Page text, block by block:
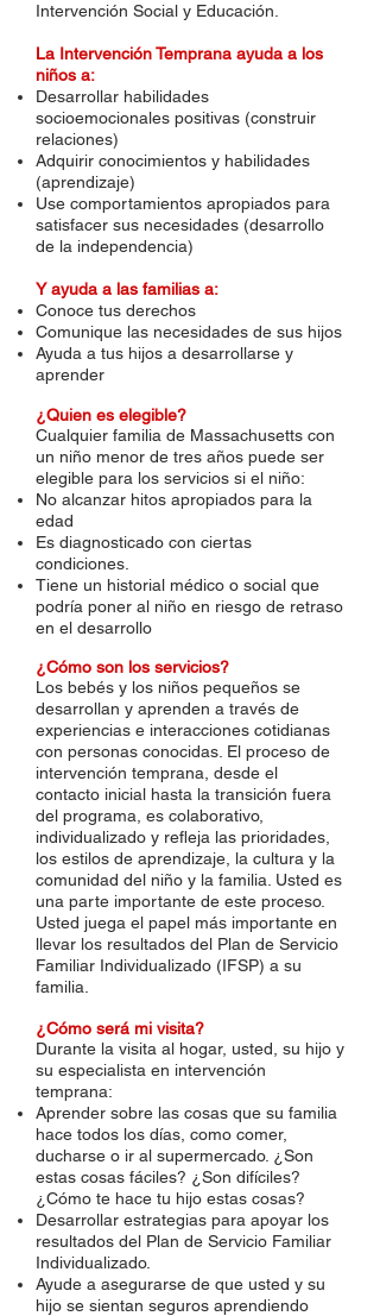
Intervención Social y Educación.
La Intervención Temprana ayuda a los
niños a:
Desarrollar habilidades
socioemocionales positivas (construir
relaciones)
Adquirir conocimientos y habilidades
(aprendizaje)
Use comportamientos apropiados para
satisfacer sus necesidades (desarrollo
de la independencia)
Y ayuda a las familias a:
Conoce tus derechos
Comunique las necesidades de sus hijos
Ayuda a tus hijos a desarrollarse y
aprender
¿Quien es elegible?
Cualquier familia de Massachusetts con
un niño menor de tres años puede ser
elegible para los servicios si el niño:
No alcanzar hitos apropiados para la
edad
Es diagnosticado con ciertas
condiciones.
Tiene un historial médico o social que
podría poner al niño en riesgo de retraso
en el desarrollo
¿Cómo son los servicios?
Los bebés y los niños pequeños se
desarrollan y aprenden a través de
experiencias e interacciones cotidianas
con personas conocidas. El proceso de
intervención temprana, desde el
contacto inicial hasta la transición fuera
del programa, es colaborativo,
individualizado y refleja las prioridades,
los estilos de aprendizaje, la cultura y la
comunidad del niño y la familia. Usted es
una parte importante de este proceso.
Usted juega el papel más importante en
llevar los resultados del Plan de Servicio
Familiar Individualizado (IFSP) a su
familia.
¿Cómo será mi visita?
Durante la visita al hogar, usted, su hijo y
su especialista en intervención
temprana:
Aprender sobre las cosas que su familia
hace todos los días, como comer,
ducharse o ir al supermercado. ¿Son
estas cosas fáciles? ¿Son difíciles?
¿Cómo te hace tu hijo estas cosas?
Desarrollar estrategias para apoyar los
resultados del Plan de Servicio Familiar
Individualizado.
Ayude a asegurarse de que usted y su
hijo se sientan seguros aprendiendo